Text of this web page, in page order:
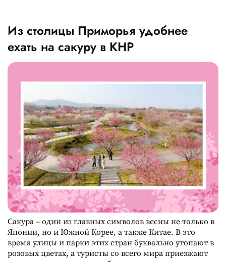
Из столицы Приморья удобнее
ехать на сакуру в КНР
Сакура – один из главных символов весны не только в
Японии, но и Южной Корее, а также Китае. В это
время улицы и парки этих стран буквально утопают в
розовых цветах, а туристы со всего мира приезжают